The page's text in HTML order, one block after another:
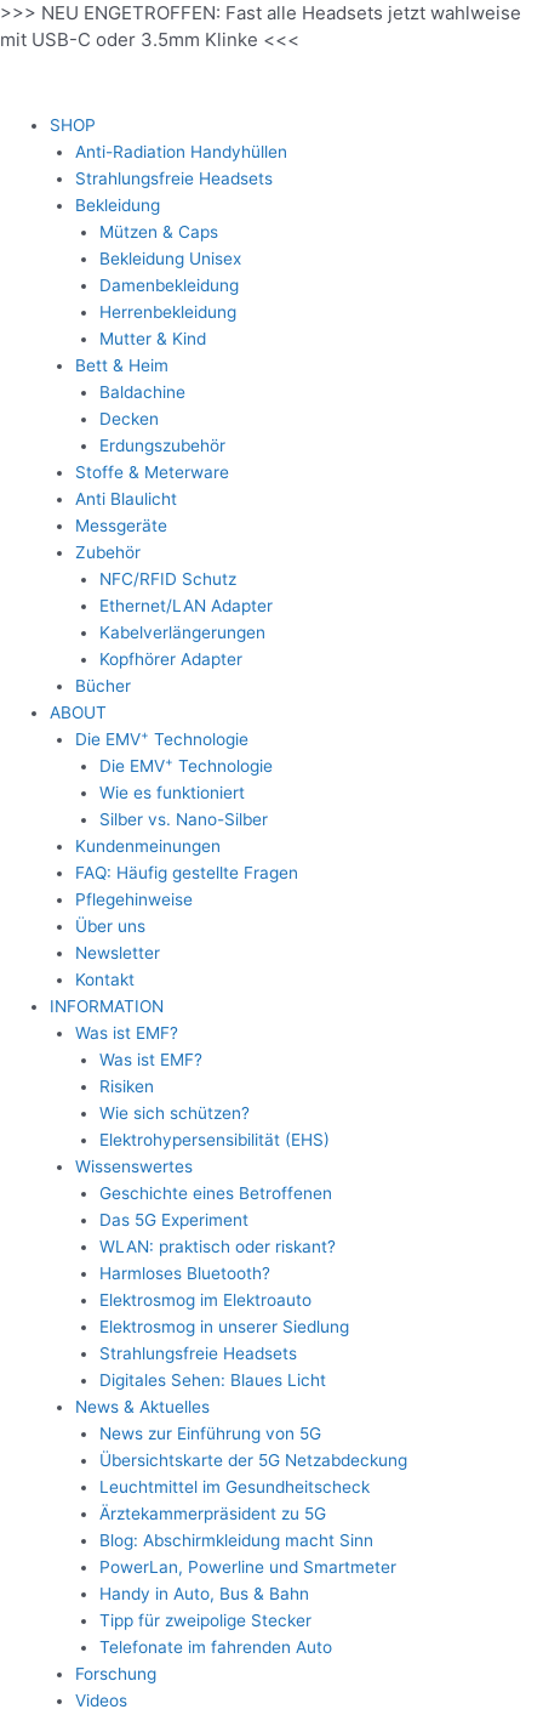
Zum
Inhalt
>>> NEU ENGETROFFEN: Fast alle Headsets jetzt wahlweise
mit USB-C oder 3.5mm Klinke <<<
SHOP
Anti-Radiation Handyhüllen
Strahlungsfreie Headsets
Bekleidung
Mützen & Caps
Bekleidung Unisex
Damenbekleidung
Herrenbekleidung
Mutter & Kind
Bett & Heim
Baldachine
Decken
Erdungszubehör
Stoffe & Meterware
Anti Blaulicht
Messgeräte
Zubehör
NFC/RFID Schutz
Ethernet/LAN Adapter
Kabelverlängerungen
Kopfhörer Adapter
Bücher
ABOUT
Die EMV+ Technologie
Die EMV+ Technologie
Wie es funktioniert
Silber vs. Nano-Silber
Kundenmeinungen
FAQ: Häufig gestellte Fragen
Pflegehinweise
Über uns
Newsletter
Kontakt
INFORMATION
Was ist EMF?
Was ist EMF?
Risiken
Wie sich schützen?
Elektrohypersensibilität (EHS)
Wissenswertes
Geschichte eines Betroffenen
Das 5G Experiment
WLAN: praktisch oder riskant?
Harmloses Bluetooth?
Elektrosmog im Elektroauto
Elektrosmog in unserer Siedlung
Strahlungsfreie Headsets
Digitales Sehen: Blaues Licht
News & Aktuelles
News zur Einführung von 5G
Übersichtskarte der 5G Netzabdeckung
Leuchtmittel im Gesundheitscheck
Ärztekammerpräsident zu 5G
Blog: Abschirmkleidung macht Sinn
PowerLan, Powerline und Smartmeter
Handy in Auto, Bus & Bahn
Tipp für zweipolige Stecker
Telefonate im fahrenden Auto
Forschung
Videos